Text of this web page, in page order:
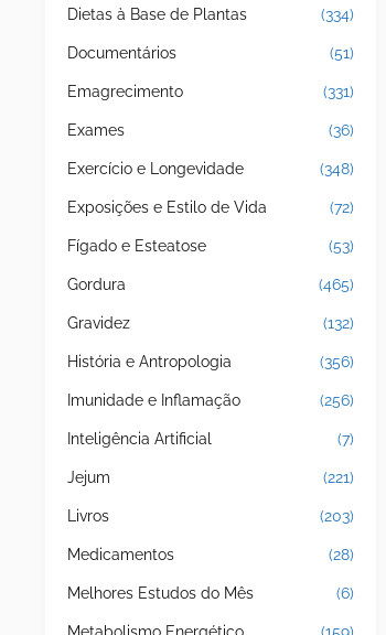
Dietas à Base de Plantas (334)
Documentários (51)
Emagrecimento (331)
Exames (36)
Exercício e Longevidade (348)
Exposições e Estilo de Vida (72)
Fígado e Esteatose (53)
Gordura (465)
Gravidez (132)
História e Antropologia (356)
Imunidade e Inflamação (256)
Inteligência Artificial (7)
Jejum (221)
Livros (203)
Medicamentos (28)
Melhores Estudos do Mês (6)